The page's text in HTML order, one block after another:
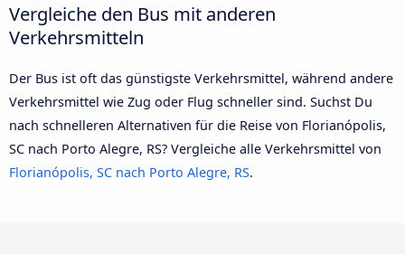
Vergleiche den Bus mit anderen
Verkehrsmitteln
Der Bus ist oft das günstigste Verkehrsmittel, während andere
Verkehrsmittel wie Zug oder Flug schneller sind. Suchst Du
nach schnelleren Alternativen für die Reise von Florianópolis,
SC nach Porto Alegre, RS? Vergleiche alle Verkehrsmittel von
Florianópolis, SC nach Porto Alegre, RS.